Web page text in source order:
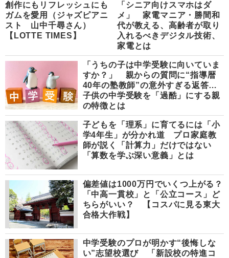
創作にもリフレッシュにも
ガムを愛用（ジャズピアニ
スト 山中千尋さん）
【LOTTE TIMES】
「シニア向けスマホはダ
メ」 家電マニア・勝間和
代が教える、高齢者が取り
入れるべきデジタル技術、
家電とは
「うちの子は中学受験に向いていま
すか？」 親からの質問に“指導暦
40年の塾教師”の意外すぎる返答…
子供の中学受験を「過酷」にする親
の特徴とは
子どもを「理系」に育てるには「小
学4年生」が分かれ道 プロ家庭教
師が説く「計算力」だけではない
「算数を学ぶ深い意義」とは
偏差値は1000万円でいくつ上がる？
「中高一貫校」と「公立コース」ど
ちらがいい？ 【コスパに見る東大
合格大作戦】
中学受験のプロが明かす“後悔しな
い”志望校選び 「新設校の特進コ